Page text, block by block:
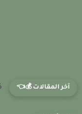
آخر المقالات 💰👈